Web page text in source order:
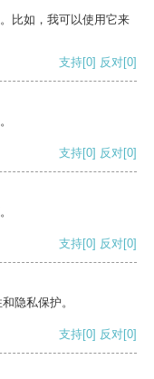
比如，我可以使用它来
支持[0] 反对[0]
支持[0] 反对[0]
支持[0] 反对[0]
隐私保护。
支持[0] 反对[0]